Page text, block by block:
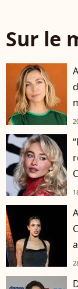
Sur le